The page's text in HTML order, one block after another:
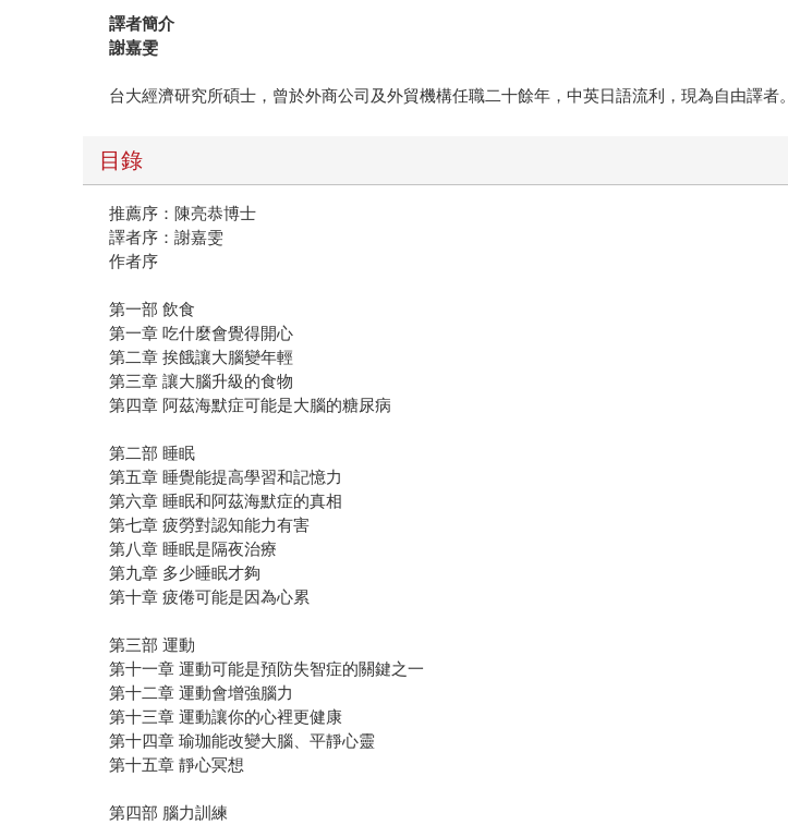
譯者簡介
謝嘉雯
台大經濟研究所碩士，曾於外商公司及外貿機構任職二十餘年，中英日語流利，現為自由譯者。
目錄
推薦序：陳亮恭博士
譯者序：謝嘉雯
作者序
第一部 飲食
第一章 吃什麼會覺得開心
第二章 挨餓讓大腦變年輕
第三章 讓大腦升級的食物
第四章 阿茲海默症可能是大腦的糖尿病
第二部 睡眠
第五章 睡覺能提高學習和記憶力
第六章 睡眠和阿茲海默症的真相
第七章 疲勞對認知能力有害
第八章 睡眠是隔夜治療
第九章 多少睡眠才夠
第十章 疲倦可能是因為心累
第三部 運動
第十一章 運動可能是預防失智症的關鍵之一
第十二章 運動會增強腦力
第十三章 運動讓你的心裡更健康
第十四章 瑜珈能改變大腦、平靜心靈
第十五章 靜心冥想
第四部 腦力訓練